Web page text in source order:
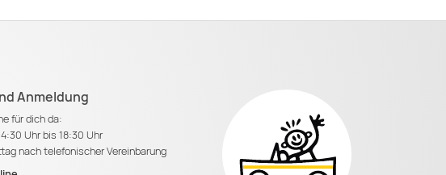
Anmeldung
für dich da:
Uhr bis 18:30 Uhr
nach telefonischer Vereinbarung